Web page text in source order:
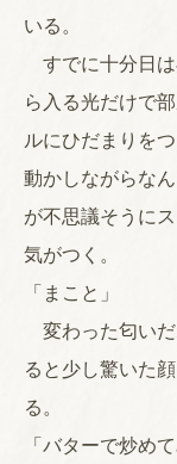
いる。
すでに十分日
ら入る光だけで
ルにひだまりを
動かしながらな
が不思議そうに
気がつく。
「まこと」
変わった匂いだ
ると少し驚いた
る。
「バターで炒め